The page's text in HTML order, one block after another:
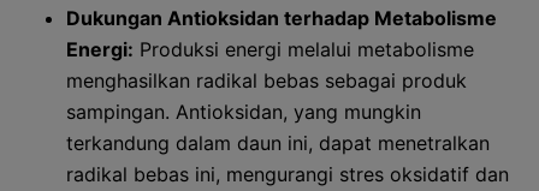
Dukungan Antioksidan terhadap Metabolisme
Energi: Produksi energi melalui metabolisme
menghasilkan radikal bebas sebagai produk
sampingan. Antioksidan, yang mungkin
terkandung dalam daun ini, dapat menetralkan
radikal bebas ini, mengurangi stres oksidatif dan